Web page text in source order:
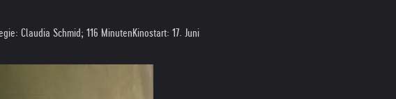
Claudia Schmid; 116 MinutenKinostart: 17. Juni